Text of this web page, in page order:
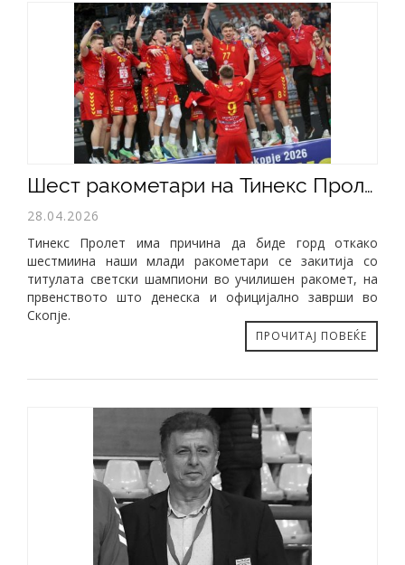
Шест ракометари на Тинекс Пролет со златни медал од СП во училишен ракомет
28.04.2026
Тинекс Пролет има причина да биде горд откако
шестмиина наши млади ракометари се закитија со
титулата светски шампиони во училишен ракомет, на
првенството што денеска и официјално заврши во
Скопје.
ПРОЧИТАЈ ПОВЕЌЕ